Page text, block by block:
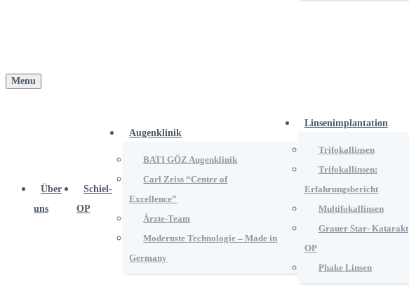
Menu
Über
uns
Schiel-
OP
Augenklinik
BATI GÖZ Augenklinik
Carl Zeiss “Center of
Excellence”
Ärzte-Team
Modernste Technologie – Made in
Germany
Linsenimplantation
Trifokallinsen
Trifokallinsen:
Erfahrungsbericht
Multifokallinsen
Grauer Star- Katarakt
OP
Phake Linsen